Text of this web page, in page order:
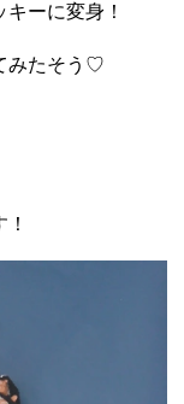
ーに変身！
みたそう♡